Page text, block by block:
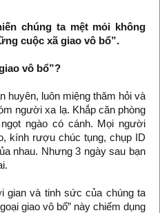
chúng ta mệt mỏi không
cuộc xã giao vô bổ”.
vô bổ”?
huyên, luôn miệng thăm hỏi và
người xa lạ. Khắp căn phòng
ngào có cánh. Mọi người
kính rượu chúc tụng, chụp ID
nhau. Nhưng 3 ngày sau bạn
gian và tinh sức của chúng ta
giao vô bổ” này chiếm dụng